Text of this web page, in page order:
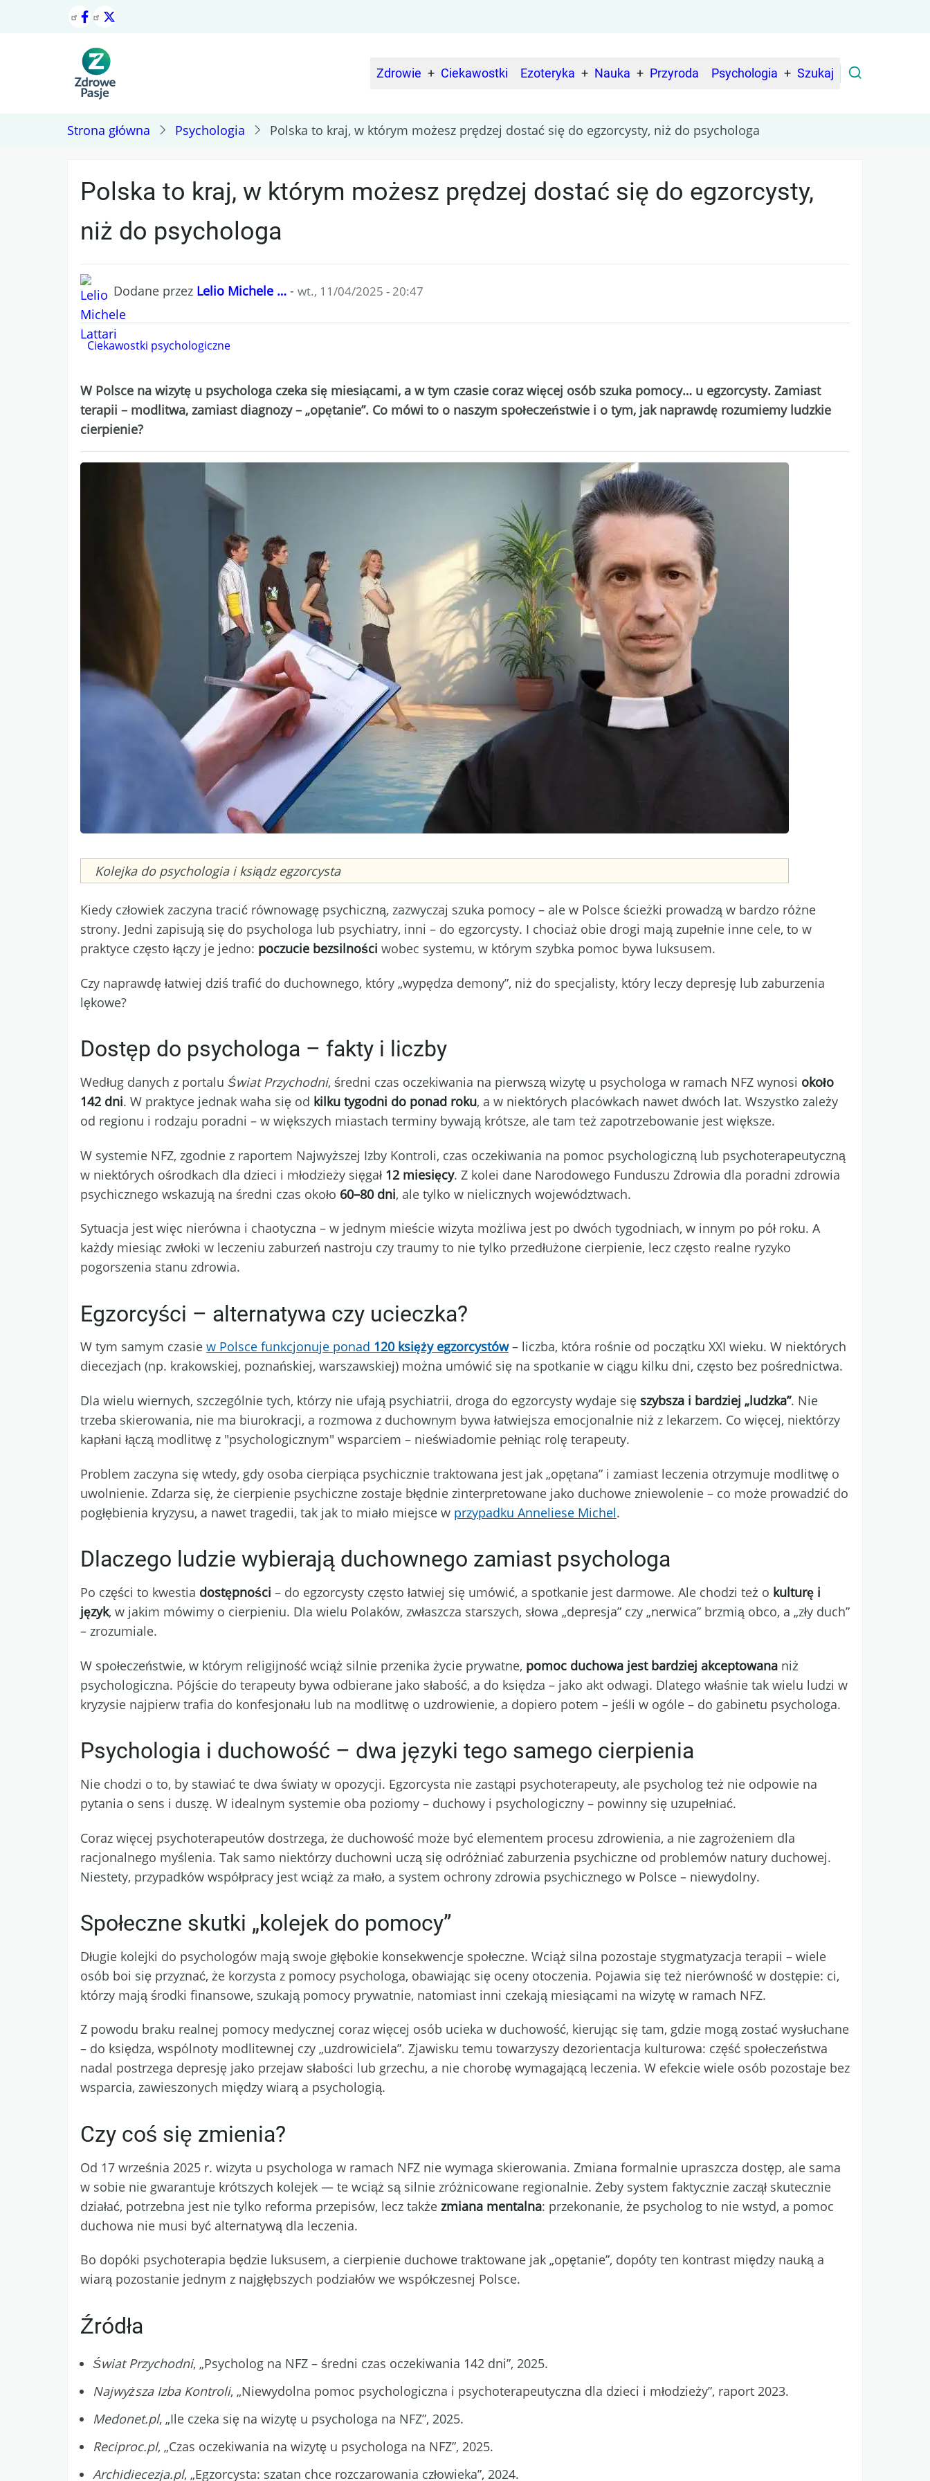
navigation
Zdrowie Ciekawostki Ezoteryka Nauka Przyroda Psychologia Szukaj
Strona główna Psychologia Polska to kraj, w którym możesz prędzej dostać się do egzorcysty, niż do psychologa
Polska to kraj, w którym możesz prędzej dostać się do egzorcysty,
niż do psychologa
Dodane przez Lelio Michele … - wt., 11/04/2025 - 20:47
Ciekawostki psychologiczne
W Polsce na wizytę u psychologa czeka się miesiącami, a w tym czasie coraz więcej osób szuka pomocy… u egzorcysty. Zamiast
terapii – modlitwa, zamiast diagnozy – „opętanie”. Co mówi to o naszym społeczeństwie i o tym, jak naprawdę rozumiemy ludzkie
cierpienie?
Caption
Kolejka do psychologia i ksiądz egzorcysta
Kiedy człowiek zaczyna tracić równowagę psychiczną, zazwyczaj szuka pomocy – ale w Polsce ścieżki prowadzą w bardzo różne
strony. Jedni zapisują się do psychologa lub psychiatry, inni – do egzorcysty. I chociaż obie drogi mają zupełnie inne cele, to w
praktyce często łączy je jedno: poczucie bezsilności wobec systemu, w którym szybka pomoc bywa luksusem.
Czy naprawdę łatwiej dziś trafić do duchownego, który „wypędza demony”, niż do specjalisty, który leczy depresję lub zaburzenia
lękowe?
Dostęp do psychologa – fakty i liczby
Według danych z portalu Świat Przychodni, średni czas oczekiwania na pierwszą wizytę u psychologa w ramach NFZ wynosi około
142 dni. W praktyce jednak waha się od kilku tygodni do ponad roku, a w niektórych placówkach nawet dwóch lat. Wszystko zależy
od regionu i rodzaju poradni – w większych miastach terminy bywają krótsze, ale tam też zapotrzebowanie jest większe.
W systemie NFZ, zgodnie z raportem Najwyższej Izby Kontroli, czas oczekiwania na pomoc psychologiczną lub psychoterapeutyczną
w niektórych ośrodkach dla dzieci i młodzieży sięgał 12 miesięcy. Z kolei dane Narodowego Funduszu Zdrowia dla poradni zdrowia
psychicznego wskazują na średni czas około 60–80 dni, ale tylko w nielicznych województwach.
Sytuacja jest więc nierówna i chaotyczna – w jednym mieście wizyta możliwa jest po dwóch tygodniach, w innym po pół roku. A
każdy miesiąc zwłoki w leczeniu zaburzeń nastroju czy traumy to nie tylko przedłużone cierpienie, lecz często realne ryzyko
pogorszenia stanu zdrowia.
Egzorcyści – alternatywa czy ucieczka?
W tym samym czasie w Polsce funkcjonuje ponad 120 księży egzorcystów– liczba, która rośnie od początku XXI wieku. W niektórych
diecezjach (np. krakowskiej, poznańskiej, warszawskiej) można umówić się na spotkanie w ciągu kilku dni, często bez pośrednictwa.
Dla wielu wiernych, szczególnie tych, którzy nie ufają psychiatrii, droga do egzorcysty wydaje się szybsza i bardziej „ludzka”. Nie
trzeba skierowania, nie ma biurokracji, a rozmowa z duchownym bywa łatwiejsza emocjonalnie niż z lekarzem. Co więcej, niektórzy
kapłani łączą modlitwę z "psychologicznym" wsparciem – nieświadomie pełniąc rolę terapeuty.
Problem zaczyna się wtedy, gdy osoba cierpiąca psychicznie traktowana jest jak „opętana” i zamiast leczenia otrzymuje modlitwę o
uwolnienie. Zdarza się, że cierpienie psychiczne zostaje błędnie zinterpretowane jako duchowe zniewolenie – co może prowadzić do
pogłębienia kryzysu, a nawet tragedii, tak jak to miało miejsce w przypadku Anneliese Michel.
Dlaczego ludzie wybierają duchownego zamiast psychologa
Po części to kwestia dostępności – do egzorcysty często łatwiej się umówić, a spotkanie jest darmowe. Ale chodzi też o kulturę i
język, w jakim mówimy o cierpieniu. Dla wielu Polaków, zwłaszcza starszych, słowa „depresja” czy „nerwica” brzmią obco, a „zły duch”
– zrozumiale.
W społeczeństwie, w którym religijność wciąż silnie przenika życie prywatne, pomoc duchowa jest bardziej akceptowana niż
psychologiczna. Pójście do terapeuty bywa odbierane jako słabość, a do księdza – jako akt odwagi. Dlatego właśnie tak wielu ludzi w
kryzysie najpierw trafia do konfesjonału lub na modlitwę o uzdrowienie, a dopiero potem – jeśli w ogóle – do gabinetu psychologa.
Psychologia i duchowość – dwa języki tego samego cierpienia
Nie chodzi o to, by stawiać te dwa światy w opozycji. Egzorcysta nie zastąpi psychoterapeuty, ale psycholog też nie odpowie na
pytania o sens i duszę. W idealnym systemie oba poziomy – duchowy i psychologiczny – powinny się uzupełniać.
Coraz więcej psychoterapeutów dostrzega, że duchowość może być elementem procesu zdrowienia, a nie zagrożeniem dla
racjonalnego myślenia. Tak samo niektórzy duchowni uczą się odróżniać zaburzenia psychiczne od problemów natury duchowej.
Niestety, przypadków współpracy jest wciąż za mało, a system ochrony zdrowia psychicznego w Polsce – niewydolny.
Społeczne skutki „kolejek do pomocy”
Długie kolejki do psychologów mają swoje głębokie konsekwencje społeczne. Wciąż silna pozostaje stygmatyzacja terapii – wiele
osób boi się przyznać, że korzysta z pomocy psychologa, obawiając się oceny otoczenia. Pojawia się też nierówność w dostępie: ci,
którzy mają środki finansowe, szukają pomocy prywatnie, natomiast inni czekają miesiącami na wizytę w ramach NFZ.
Z powodu braku realnej pomocy medycznej coraz więcej osób ucieka w duchowość, kierując się tam, gdzie mogą zostać wysłuchane
– do księdza, wspólnoty modlitewnej czy „uzdrowiciela”. Zjawisku temu towarzyszy dezorientacja kulturowa: część społeczeństwa
nadal postrzega depresję jako przejaw słabości lub grzechu, a nie chorobę wymagającą leczenia. W efekcie wiele osób pozostaje bez
wsparcia, zawieszonych między wiarą a psychologią.
Czy coś się zmienia?
Od 17 września 2025 r. wizyta u psychologa w ramach NFZ nie wymaga skierowania. Zmiana formalnie upraszcza dostęp, ale sama
w sobie nie gwarantuje krótszych kolejek — te wciąż są silnie zróżnicowane regionalnie. Żeby system faktycznie zaczął skutecznie
działać, potrzebna jest nie tylko reforma przepisów, lecz także zmiana mentalna: przekonanie, że psycholog to nie wstyd, a pomoc
duchowa nie musi być alternatywą dla leczenia.
Bo dopóki psychoterapia będzie luksusem, a cierpienie duchowe traktowane jak „opętanie”, dopóty ten kontrast między nauką a
wiarą pozostanie jednym z najgłębszych podziałów we współczesnej Polsce.
Źródła
Świat Przychodni, „Psycholog na NFZ – średni czas oczekiwania 142 dni”, 2025.
Najwyższa Izba Kontroli, „Niewydolna pomoc psychologiczna i psychoterapeutyczna dla dzieci i młodzieży”, raport 2023.
Medonet.pl, „Ile czeka się na wizytę u psychologa na NFZ”, 2025.
Reciproc.pl, „Czas oczekiwania na wizytę u psychologa na NFZ”, 2025.
Archidiecezja.pl, „Egzorcysta: szatan chce rozczarowania człowieka”, 2024.